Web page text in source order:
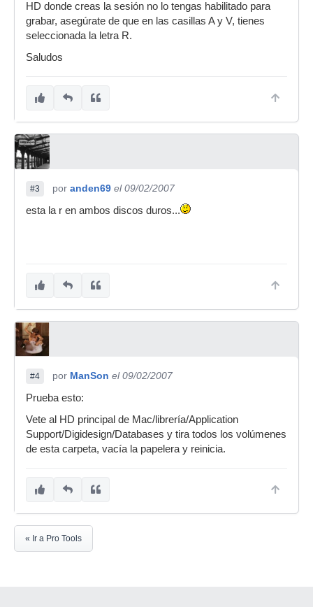
HD donde creas la sesión no lo tengas habilitado para
grabar, asegúrate de que en las casillas A y V, tienes
seleccionada la letra R.
Saludos
#3 por anden69 el 09/02/2007
esta la r en ambos discos duros...
#4 por ManSon el 09/02/2007
Prueba esto:
Vete al HD principal de Mac/librería/Application
Support/Digidesign/Databases y tira todos los volúmenes
de esta carpeta, vacía la papelera y reinicia.
« Ir a Pro Tools